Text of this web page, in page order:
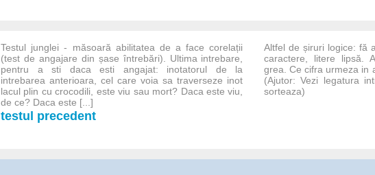
Testul junglei - măsoară abilitatea de a face corelații
(test de angajare din șase întrebări). Ultima intrebare,
pentru a sti daca esti angajat: inotatorul de la
intrebarea anterioara, cel care voia sa traverseze inot
lacul plin cu crocodili, este viu sau mort? Daca este viu,
de ce? Daca este [...]
testul precedent
Altfel de șiruri logice: fă
caractere, litere lipsă.
grea. Ce cifra urmeza in
(Ajutor: Vezi legatura
sorteaza)